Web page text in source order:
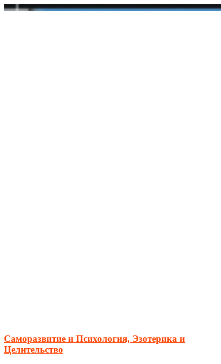
Саморазвитие и Психология, Эзотерика и
Целительство